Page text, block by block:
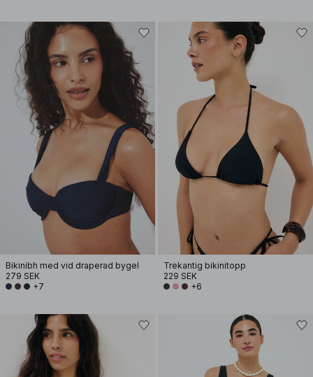
Bikinibh med vid draperad bygel
279 SEK
+7
Trekantig bikinitopp
229 SEK
+6